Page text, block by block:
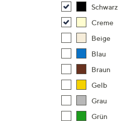
Schwarz
Creme
Beige
Blau
Braun
Gelb
Grau
Grün